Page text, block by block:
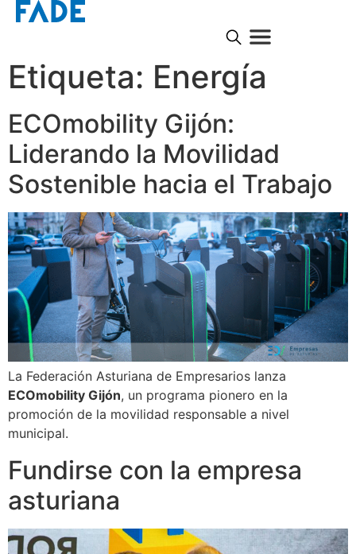
Etiqueta: Energía
ECOmobility Gijón:
Liderando la Movilidad
Sostenible hacia el Trabajo
La Federación Asturiana de Empresarios lanza
ECOmobility Gijón, un programa pionero en la
promoción de la movilidad responsable a nivel
municipal.
Fundirse con la empresa
asturiana